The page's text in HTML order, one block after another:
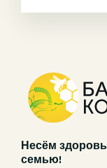
Несём
семью!